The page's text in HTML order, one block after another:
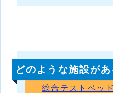
どのような施設が
総合テストベッ